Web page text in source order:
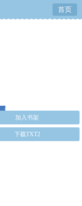
首页
加入书架
下载TXT2